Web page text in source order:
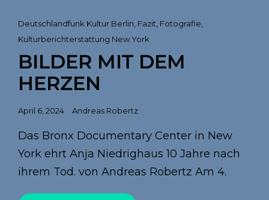
Cat
Links
Deutschlandfunk Kultur Berlin Fazit Fotografie
Kulturberichterstattung New York
BILDER MIT DEM
HERZEN
Posted
April 6, 2024 Andreas Robertz
Das Bronx Documentary Center in New
York ehrt Anja Niedrighaus 10 Jahre nach
ihrem Tod. von Andreas Robertz Am 4.